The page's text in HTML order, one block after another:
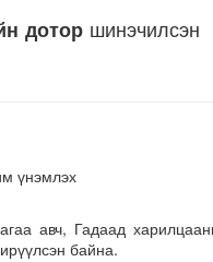
доторшинэчилсэн
үнэмлэх
авч, Гадаад
байна.